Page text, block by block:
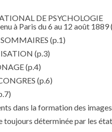
DE PSYCHOLOGIE
à Paris du 6 au 12 août 1889
(p.1)
(p.3)
(p.4)
(p.6)
dans la formation des images
toujours déterminée par les